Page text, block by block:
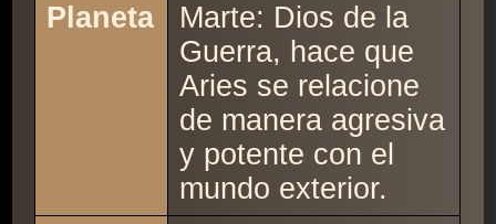
Planeta
Marte: Dios de la
Guerra, hace que
Aries se relacione
de manera agresiva
y potente con el
mundo exterior.